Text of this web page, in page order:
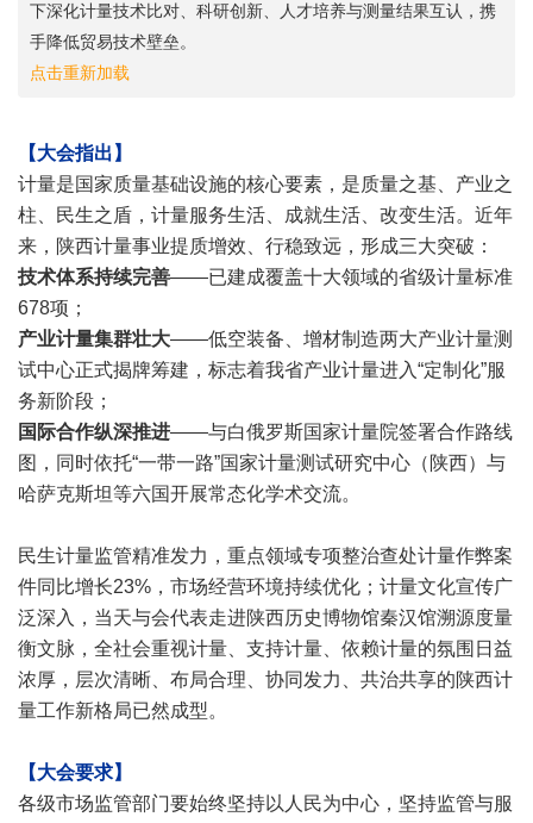
下深化计量技术比对、科研创新、人才培养与测量结果互认，携
手降低贸易技术壁垒。
点击重新加载
【大会指出】
计量是国家质量基础设施的核心要素，是质量之基、产业之
柱、民生之盾，计量服务生活、成就生活、改变生活。近年
来，陕西计量事业提质增效、行稳致远，形成三大突破：
技术体系持续完善——已建成覆盖十大领域的省级计量标准
678项；
产业计量集群壮大——低空装备、增材制造两大产业计量测
试中心正式揭牌筹建，标志着我省产业计量进入“定制化”服
务新阶段；
国际合作纵深推进——与白俄罗斯国家计量院签署合作路线
图，同时依托“一带一路”国家计量测试研究中心（陕西）与
哈萨克斯坦等六国开展常态化学术交流。
民生计量监管精准发力，重点领域专项整治查处计量作弊案
件同比增长23%，市场经营环境持续优化；计量文化宣传广
泛深入，当天与会代表走进陕西历史博物馆秦汉馆溯源度量
衡文脉，全社会重视计量、支持计量、依赖计量的氛围日益
浓厚，层次清晰、布局合理、协同发力、共治共享的陕西计
量工作新格局已然成型。
【大会要求】
各级市场监管部门要始终坚持以人民为中心，坚持监管与服